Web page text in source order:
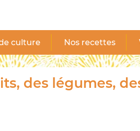
culture Nos recettes
des légumes,